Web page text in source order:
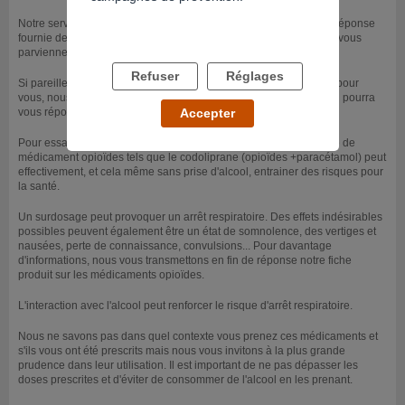
Notre service d'aide à distance, dans cette rubrique de Question/réponse
fournie des réponses différées. Il est probable que notre réponse vous
parvienne donc ultérieurement à votre question.
Si pareille interrogation sur des interactions se posait à nouveau pour
vous, nous vous invitons à contacter le 15 (SAMU) où un médecin pourra
vous répondre dans un délai beaucoup plus rapproché.
Pour essayer de répondre à votre question, la prise en surdosage de
médicament opioïdes tels que le codoliprane (opioïdes +paracétamol) peut
effectivement, et cela même sans prise d'alcool, entrainer des risques pour
la santé.
Un surdosage peut provoquer un arrêt respiratoire. Des effets indésirables
possibles peuvent également être un état de somnolence, des vertiges et
nausées, perte de connaissance, convulsions... Pour davantage
d'informations, nous vous transmettons en fin de réponse notre fiche
produit sur les médicaments opioïdes.
L'interaction avec l'alcool peut renforcer le risque d'arrêt respiratoire.
Nous ne savons pas dans quel contexte vous prenez ces médicaments et
s'ils vous ont été prescrits mais nous vous invitons à la plus grande
prudence dans leur utilisation. Il est important de ne pas dépasser les
doses prescrites et d'éviter de consommer de l'alcool en les prenant.
Refuser Réglages
Accepter